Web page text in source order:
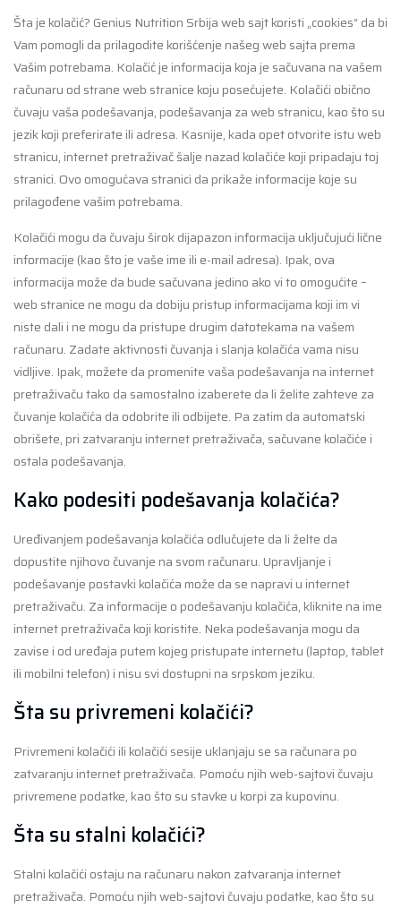
Šta je kolačić? Genius Nutrition Srbija web sajt koristi „cookies“ da bi
Vam pomogli da prilagodite korišćenje našeg web sajta prema
Vašim potrebama. Kolačić je informacija koja je sačuvana na vašem
računaru od strane web stranice koju posećujete. Kolačići obično
čuvaju vaša podešavanja, podešavanja za web stranicu, kao što su
jezik koji preferirate ili adresa. Kasnije, kada opet otvorite istu web
stranicu, internet pretraživač šalje nazad kolačiće koji pripadaju toj
stranici. Ovo omogućava stranici da prikaže informacije koje su
prilagođene vašim potrebama.
Kolačići mogu da čuvaju širok dijapazon informacija uključujući lične
informacije (kao što je vaše ime ili e-mail adresa). Ipak, ova
informacija može da bude sačuvana jedino ako vi to omogućite –
web stranice ne mogu da dobiju pristup informacijama koji im vi
niste dali i ne mogu da pristupe drugim datotekama na vašem
računaru. Zadate aktivnosti čuvanja i slanja kolačića vama nisu
vidljive. Ipak, možete da promenite vaša podešavanja na internet
pretraživaču tako da samostalno izaberete da li želite zahteve za
čuvanje kolačića da odobrite ili odbijete. Pa zatim da automatski
obrišete, pri zatvaranju internet pretraživača, sačuvane kolačiće i
ostala podešavanja.
Kako podesiti podešavanja kolačića?
Uređivanjem podešavanja kolačića odlučujete da li želte da
dopustite njihovo čuvanje na svom računaru. Upravljanje i
podešavanje postavki kolačića može da se napravi u internet
pretraživaču. Za informacije o podešavanju kolačića, kliknite na ime
internet pretraživača koji koristite. Neka podešavanja mogu da
zavise i od uređaja putem kojeg pristupate internetu (laptop, tablet
ili mobilni telefon) i nisu svi dostupni na srpskom jeziku.
Šta su privremeni kolačići?
Privremeni kolačići ili kolačići sesije uklanjaju se sa računara po
zatvaranju internet pretraživača. Pomoću njih web-sajtovi čuvaju
privremene podatke, kao što su stavke u korpi za kupovinu.
Šta su stalni kolačići?
Stalni kolačići ostaju na računaru nakon zatvaranja internet
pretraživača. Pomoću njih web-sajtovi čuvaju podatke, kao što su